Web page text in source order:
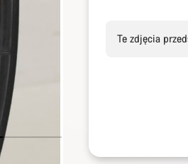
Te zdjęcia